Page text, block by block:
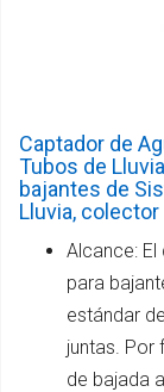
Captador de
Tubos de
bajantes de
Lluvia, colector
Alcance:
para
estándar
juntas. Por
de bajada